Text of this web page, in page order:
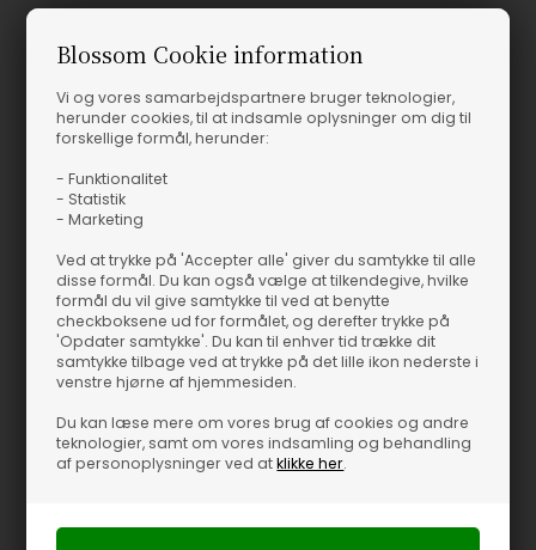
Blossom Cookie information
Vi og vores samarbejdspartnere bruger teknologier,
herunder cookies, til at indsamle oplysninger om dig til
forskellige formål, herunder:
- Funktionalitet
- Statistik
- Marketing
Ved at trykke på 'Accepter alle' giver du samtykke til alle
disse formål. Du kan også vælge at tilkendegive, hvilke
formål du vil give samtykke til ved at benytte
checkboksene ud for formålet, og derefter trykke på
'Opdater samtykke'. Du kan til enhver tid trække dit
samtykke tilbage ved at trykke på det lille ikon nederste i
venstre hjørne af hjemmesiden.
Du kan læse mere om vores brug af cookies og andre
teknologier, samt om vores indsamling og behandling
af personoplysninger ved atklikke her.
Når det er de små detaljer, der løfter helheden, rammer Leveté
Room plet med Numbia 14 Top i den bløde, veiled pink nuance.
Toppen har et feminint og enkelt udtryk, som passer perfekt til
den skandinaviske stil, hvor rene linjer og diskret elegance går
hånd i hånd. Den lyse veiled pink farve giver et let, friskt præg til
garderoben og er ideel, hvis du vil tilføje et strejf af lys og finesse
til dit look.
Style den med højtaljede jeans og sandaler for et ubesværet
hverdagsoutfit, eller sæt den sammen med en pæn nederdel og
hæle, når du skal ud om aftenen. Numbia 14 Top fungerer både
til daglig brug og til særlige lejligheder, og netop den fleksibilitet
gør den til en sikker favorit i en moderne garderobe.
Derfor bliver den hurtigt en, du rækker ud efter: Det klassiske
design holder sæson efter sæson, så du får en top, du kan
behagelige pasform en rar fornemmelse hele dagen. Med Leveté